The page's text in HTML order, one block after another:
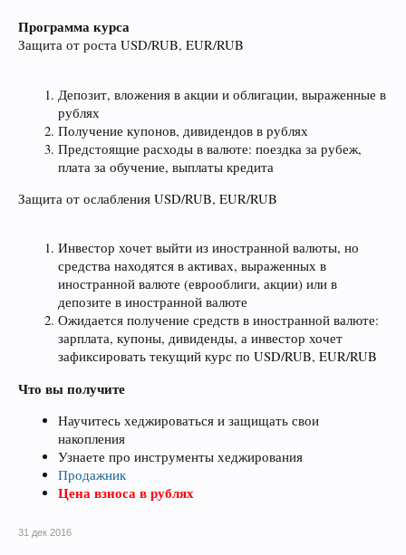
Программа курса
Защита от роста USD/RUB, EUR/RUB
Депозит, вложения в акции и облигации, выраженные в
рублях
Получение купонов, дивидендов в рублях
Предстоящие расходы в валюте: поездка за рубеж,
плата за обучение, выплаты кредита
Защита от ослабления USD/RUB, EUR/RUB
Инвестор хочет выйти из иностранной валюты, но
средства находятся в активах, выраженных в
иностранной валюте (еврооблиги, акции) или в
депозите в иностранной валюте
Ожидается получение средств в иностранной валюте:
зарплата, купоны, дивиденды, а инвестор хочет
зафиксировать текущий курс по USD/RUB, EUR/RUB
Что вы получите
Научитесь хеджироваться и защищать свои
накопления
Узнаете про инструменты хеджирования
Продажник
Цена взноса в рублях
31 дек 2016